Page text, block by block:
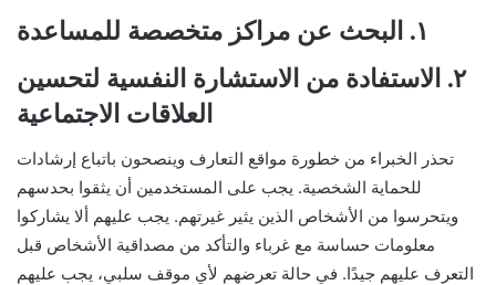
١. البحث عن مراكز متخصصة للمساعدة
٢. الاستفادة من الاستشارة النفسية لتحسين
العلاقات الاجتماعية
تحذر الخبراء من خطورة مواقع التعارف وينصحون باتباع إرشادات
للحماية الشخصية. يجب على المستخدمين أن يثقوا بحدسهم
ويتحرسوا من الأشخاص الذين يثير غيرتهم. يجب عليهم ألا يشاركوا
معلومات حساسة مع غرباء والتأكد من مصداقية الأشخاص قبل
التعرف عليهم جيدًا. في حالة تعرضهم لأي موقف سلبي، يجب عليهم